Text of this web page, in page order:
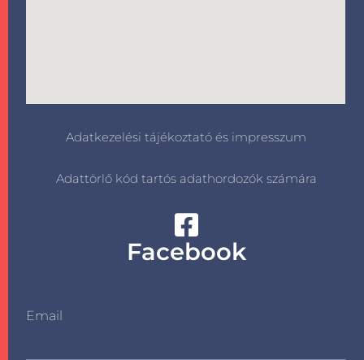
Adatkezelési tájékoztató és impresszum
Adattörlő kód tartós adathordozók számára
Facebook
Email